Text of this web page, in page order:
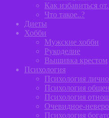
Как избавиться
Что такое..?
Диеты
Хобби
Мужские хобби
Рукоделие
Вышивка крестом
Психология
Психология
Психология
Психология
Очевидное-
Психология